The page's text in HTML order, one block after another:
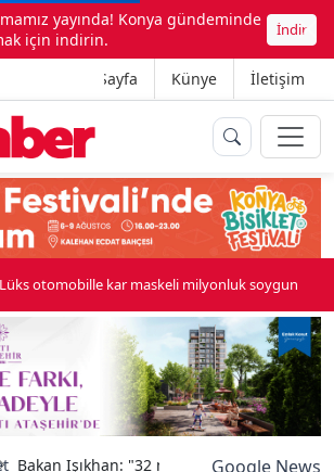
yayında! Konya gündeminde
için indirin.
İndir
Ana Sayfa Künye İletişim
Lüks otomobille kar maskeli milyonluk soygun
Bakan Işıkhan: "32 milyondan fazlaGoogle News